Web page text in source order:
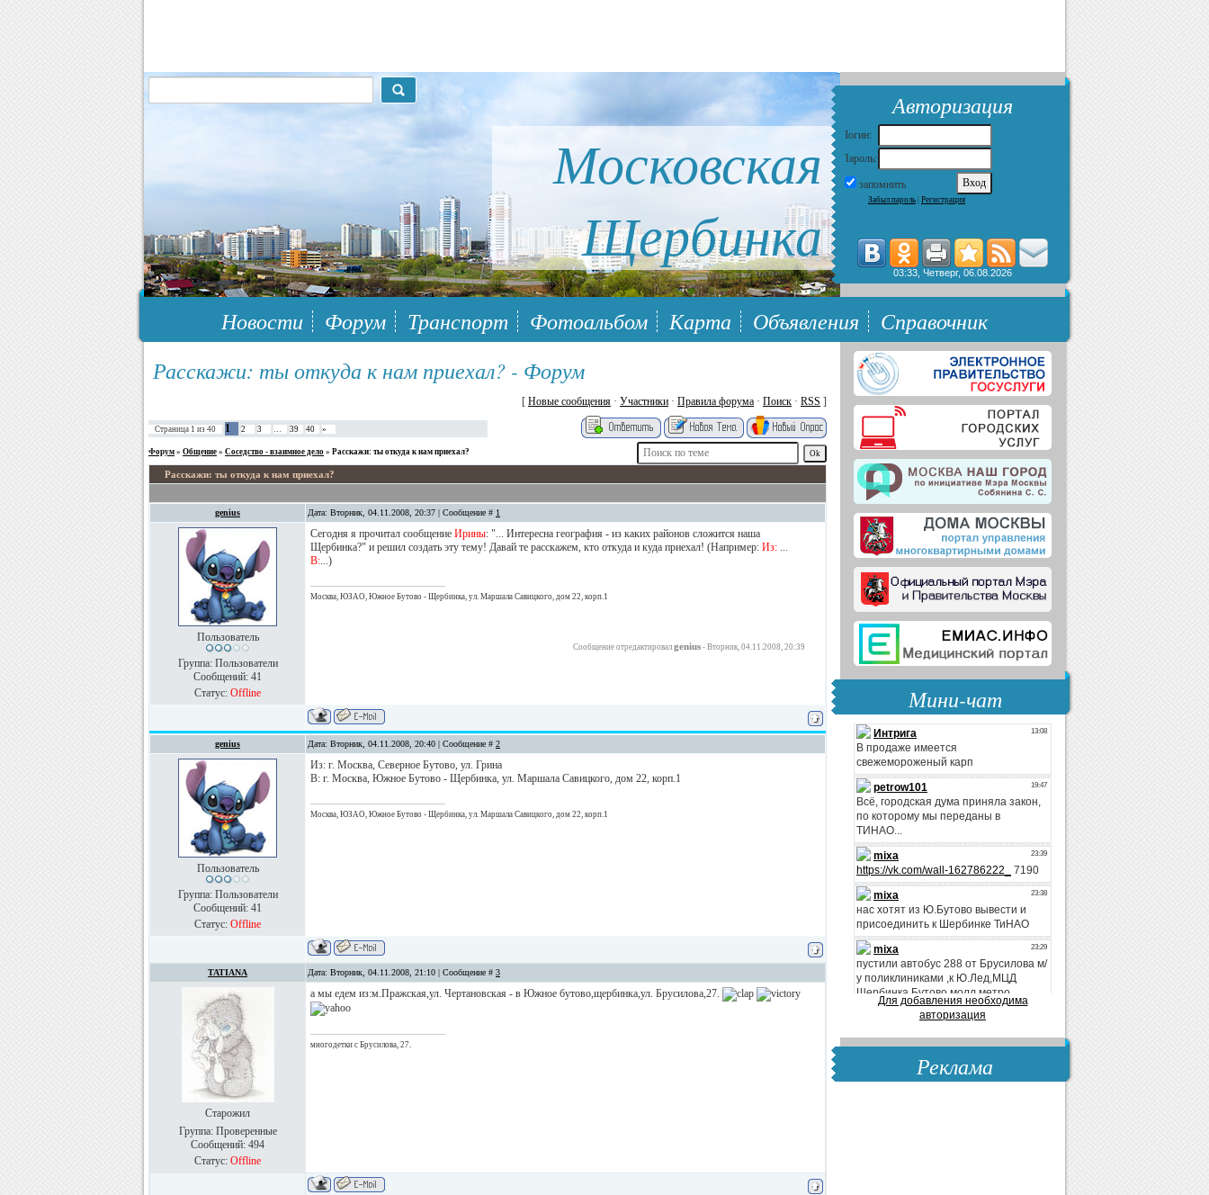
Московская
Щербинка
117148, г.Москва, ЮЗАО, муниципальный район Южное Бутово
Авторизация
Логин:
Пароль:
запомнить
Забыл пароль Регистрация
03:33, Четверг, 06.08.2026
Новости Форум Транспорт Фотоальбом Карта Объявления
Справочник
Расскажи: ты откуда к нам приехал? - Форум
[ Новые сообщения · Участники · Правила форума · Поиск · RSS ]
Страница 1 из 40 1 2 3 … 39 40 »
Форум » Общение » Соседство - взаимное дело » Расскажи: ты откуда к нам приехал?
Расскажи: ты откуда к нам приехал?
genius Дата: Вторник, 04.11.2008, 20:37 | Сообщение # 1
Пользователь
Группа: Пользователи
Сообщений: 41
Статус: Offline
Сегодня я прочитал сообщение Ирины: "... Интересна география - из каких районов сложится наша
Щербинка?" и решил создать эту тему! Давай те расскажем, кто откуда и куда приехал! (Например: Из: ...
В:...)
Москва, ЮЗАО, Южное Бутово - Щербинка, ул. Маршала Савицкого, дом 22, корп.1
Сообщение отредактировал genius - Вторник, 04.11.2008, 20:39
genius Дата: Вторник, 04.11.2008, 20:40 | Сообщение # 2
Пользователь
Группа: Пользователи
Сообщений: 41
Статус: Offline
Из: г. Москва, Северное Бутово, ул. Грина
В: г. Москва, Южное Бутово - Щербинка, ул. Маршала Савицкого, дом 22, корп.1
Москва, ЮЗАО, Южное Бутово - Щербинка, ул. Маршала Савицкого, дом 22, корп.1
TATIANA Дата: Вторник, 04.11.2008, 21:10 | Сообщение # 3
Старожил
Группа: Проверенные
Сообщений: 494
Статус: Offline
а мы едем из:м.Пражская,ул. Чертановская - в Южное бутово,щербинка,ул. Брусилова,27.
многодетки с Брусилова, 27.
Мини-чат
Для добавления необходима
авторизация
Реклама